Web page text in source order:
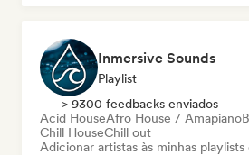
Inmersive Sounds
Playlist
> 9300 feedbacks enviados
Acid HouseAfro House / Amapiano
Chill HouseChill out
Adicionar artistas às minhas